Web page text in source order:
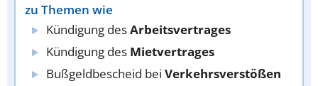
zu Themen wie
Kündigung desArbeitsvertrages
Kündigung des Mietvertrages
Bußgeldbescheid bei Verkehrsverstößen